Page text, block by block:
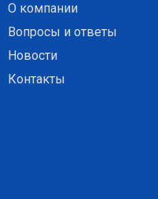
О компании
Вопросы и ответы
Новости
Контакты